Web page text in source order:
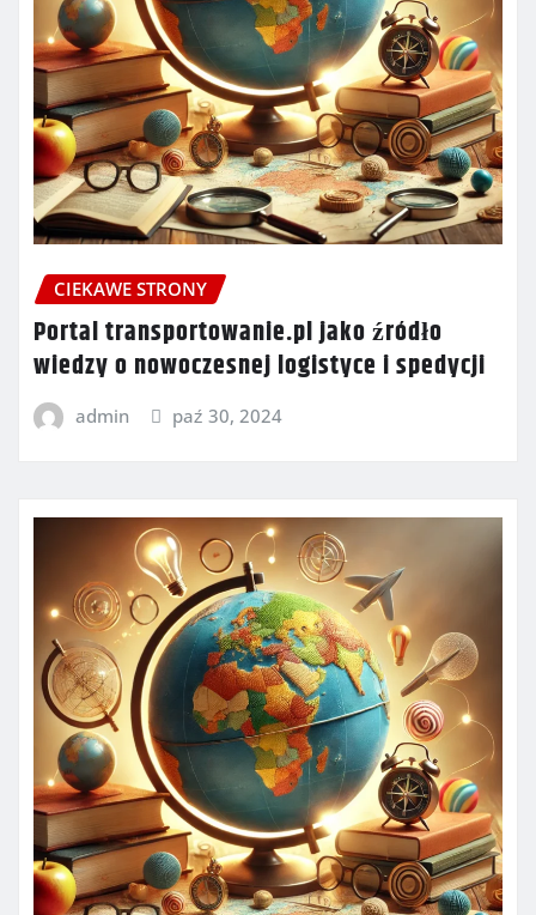
CIEKAWE STRONY
Portal transportowanie.pl jako źródło
wiedzy o nowoczesnej logistyce i spedycji
admin paź 30, 2024